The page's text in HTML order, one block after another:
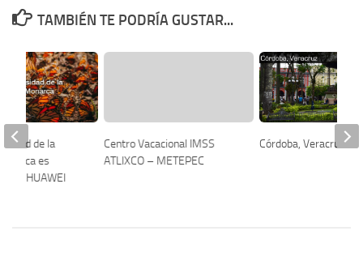
TAMBIÉN TE PODRÍA GUSTAR...
Centro Vacacional IMSS
ATLIXCO – METEPEC
Córdoba, Veracruz
de la
es
el HUAWEI